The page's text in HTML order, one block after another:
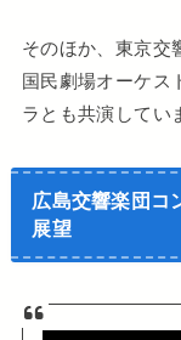
そのほか、東京交
国民劇場オーケス
ラとも共演してい
広島交響楽団コ
展望